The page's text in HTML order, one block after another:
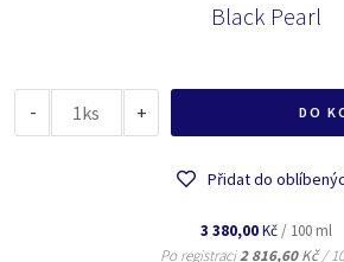
Black Pearl
- ks + DO
Přidat do
3 380,00Kč / 100 ml
Po registraci2 816,60Kč /